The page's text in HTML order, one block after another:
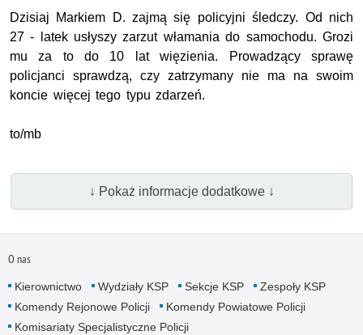
Dzisiaj Markiem D. zajmą się policyjni śledczy. Od nich
27 - latek usłyszy zarzut włamania do samochodu. Grozi
mu za to do 10 lat więzienia. Prowadzący sprawę
policjanci sprawdzą, czy zatrzymany nie ma na swoim
koncie więcej tego typu zdarzeń.
to/mb
↓ Pokaż informacje dodatkowe ↓
O nas
Kierownictwo Wydziały KSP Sekcje KSP
Zespoły KSP
Komendy Rejonowe Policji
Komendy Powiatowe Policji
Komisariaty Specjalistyczne Policji